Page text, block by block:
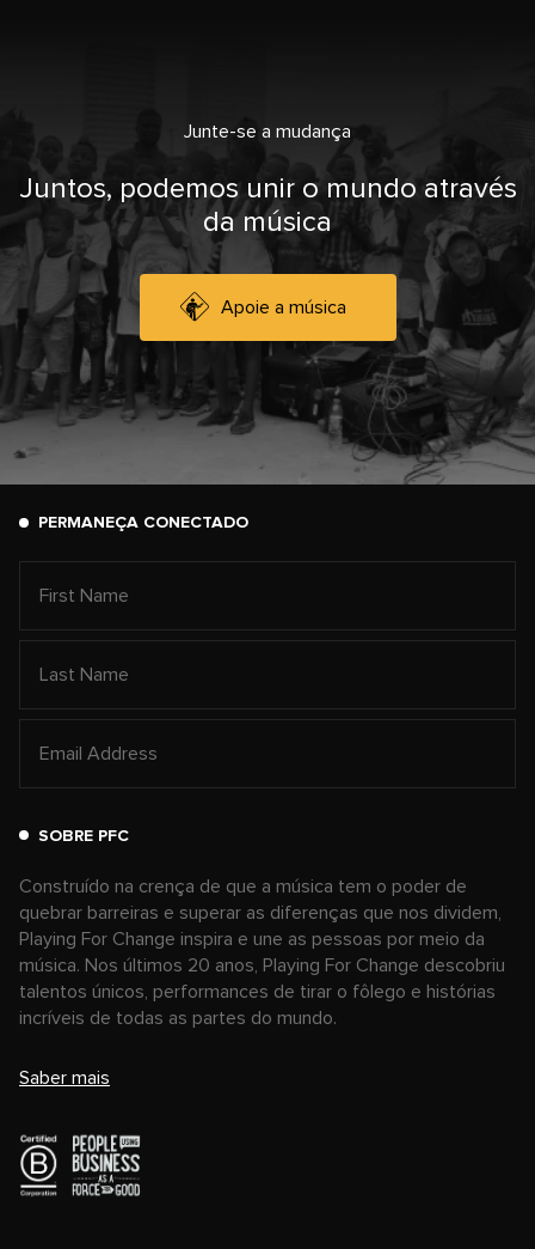
Junte-se a mudança
Juntos, podemos unir o mundo através
da música
Apoie a música
PERMANEÇA CONECTADO
SOBRE PFC
Construído na crença de que a música tem o poder de
quebrar barreiras e superar as diferenças que nos dividem,
Playing For Change inspira e une as pessoas por meio da
música. Nos últimos 20 anos, Playing For Change descobriu
talentos únicos, performances de tirar o fôlego e histórias
incríveis de todas as partes do mundo.
Saber mais